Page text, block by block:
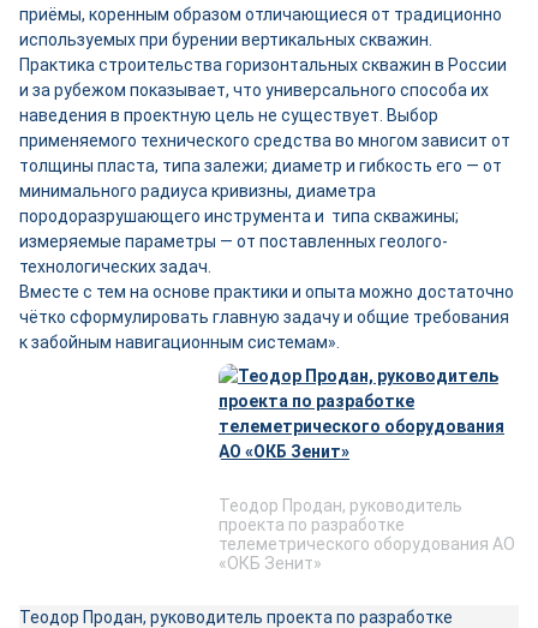
приёмы, коренным образом отличающиеся от традиционно
используемых при бурении вертикальных скважин.
Практика строительства горизонтальных скважин в России
и за рубежом показывает, что универсального способа их
наведения в проектную цель не существует. Выбор
применяемого технического средства во многом зависит от
толщины пласта, типа залежи; диаметр и гибкость его — от
минимального радиуса кривизны, диаметра
породоразрушающего инструмента и типа скважины;
измеряемые параметры — от поставленных геолого-
технологических задач.
Вместе с тем на основе практики и опыта можно достаточно
чётко сформулировать главную задачу и общие требования
к забойным навигационным системам».
Теодор Продан, руководитель
проекта по разработке
телеметрического оборудования АО
«ОКБ Зенит»
Теодор Продан, руководитель проекта по разработке